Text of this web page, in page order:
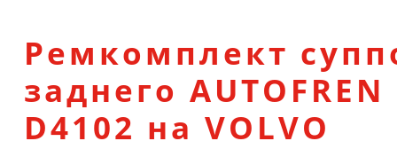
Ремкомплект
заднего AUTOFREN
D4102 на VOLVO